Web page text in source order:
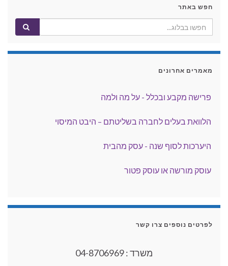
חפש באתר
מאמרים אחרונים
פרישה מקבע ובכלל - על מה ולמה
הלוואת בעלים לחברה בשליטתם – היבט המיסוי
היערכות לסוף שנה - עסק מהבית
עוסק מורשה או עוסק פטור
לפרטים נוספים צרו קשר
משרד : 04-8706969